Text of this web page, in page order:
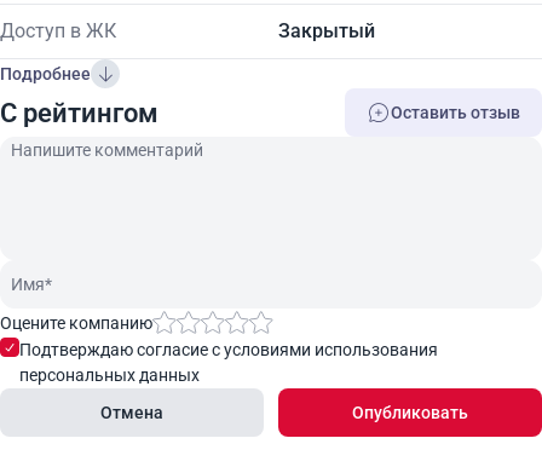
Доступ в ЖК Закрытый
Подробнее
C рейтингом Оставить отзыв
Оцените компанию
Подтверждаю согласие с условиями использования
персональных данных
Отмена
Опубликовать